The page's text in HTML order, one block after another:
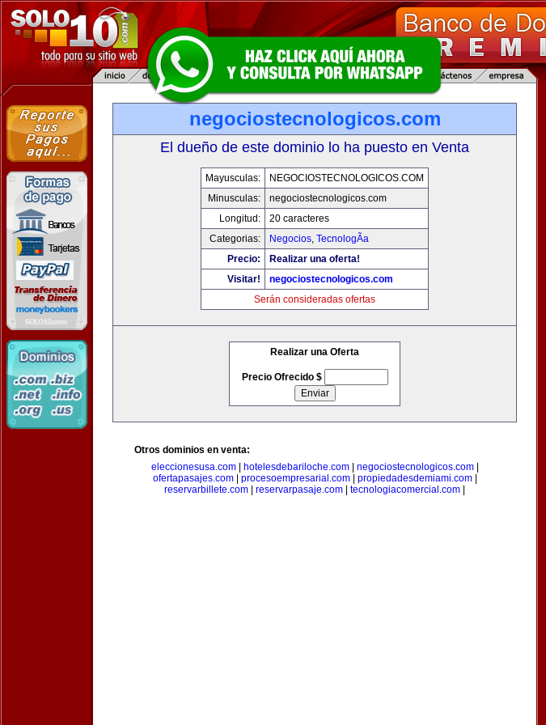
negociostecnologicos.com
El dueño de este dominio lo ha puesto en Venta
Mayusculas:
NEGOCIOSTECNOLOGICOS.COM
Minusculas:
negociostecnologicos.com
Longitud:
20 caracteres
Categorias:
Negocios, TecnologÃ­a
Precio:
Realizar una oferta!
Visitar!
negociostecnologicos.com
Serán consideradas ofertas
Realizar una Oferta
Precio Ofrecido $
Otros dominios en venta:
eleccionesusa.com| hotelesdebariloche.com| negociostecnologicos.com|
ofertapasajes.com| procesoempresarial.com| propiedadesdemiami.com|
reservarbillete.com
reservarpasaje.com tecnologiacomercial.com